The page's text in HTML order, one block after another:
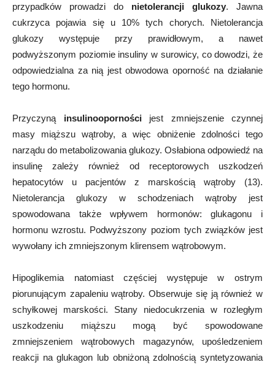
przypadków prowadzi do nietolerancji glukozy. Jawna
cukrzyca pojawia się u 10% tych chorych. Nietolerancja
glukozy występuje przy prawidłowym, a nawet
podwyższonym poziomie insuliny w surowicy, co dowodzi, że
odpowiedzialna za nią jest obwodowa oporność na działanie
tego hormonu.
Przyczyną insulinoopornościjest zmniejszenie czynnej
masy miąższu wątroby, a więc obniżenie zdolności tego
narządu do metabolizowania glukozy. Osłabiona odpowiedź na
insulinę zależy również od receptorowych uszkodzeń
hepatocytów u pacjentów z marskością wątroby (13).
Nietolerancja glukozy w schodzeniach wątroby jest
spowodowana także wpływem hormonów: glukagonu i
hormonu wzrostu. Podwyższony poziom tych związków jest
wywołany ich zmniejszonym klirensem wątrobowym.
Hipoglikemia natomiast częściej występuje w ostrym
piorunującym zapaleniu wątroby. Obserwuje się ją również w
schyłkowej marskości. Stany niedocukrzenia w rozległym
uszkodzeniu miąższu mogą być spowodowane
zmniejszeniem wątrobowych magazynów, upośledzeniem
reakcji na glukagon lub obniżoną zdolnością syntetyzowania